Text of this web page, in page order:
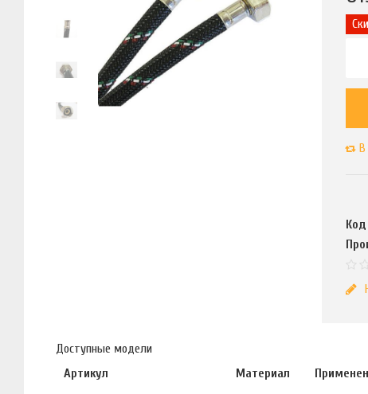
В
Доступные модели
Артикул
Материал